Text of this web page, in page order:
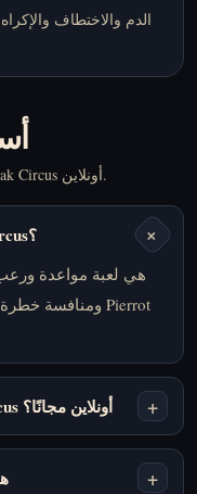
الدم والاختطاف
إجابات سريعة عن لعب The Freak Circus أونلاين.
ما هي The Freak Circus؟ +
هل يمكنني لعب The Freak Circus أونلاين مجانًا؟ +
+